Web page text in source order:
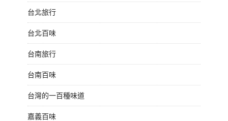
台北旅行
台北百味
台南旅行
台南百味
台灣的一百種味道
嘉義百味